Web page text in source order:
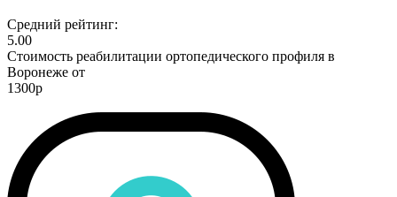
Средний рейтинг:
5.00
Стоимость реабилитации ортопедического профиля в
Воронеже от
1300р